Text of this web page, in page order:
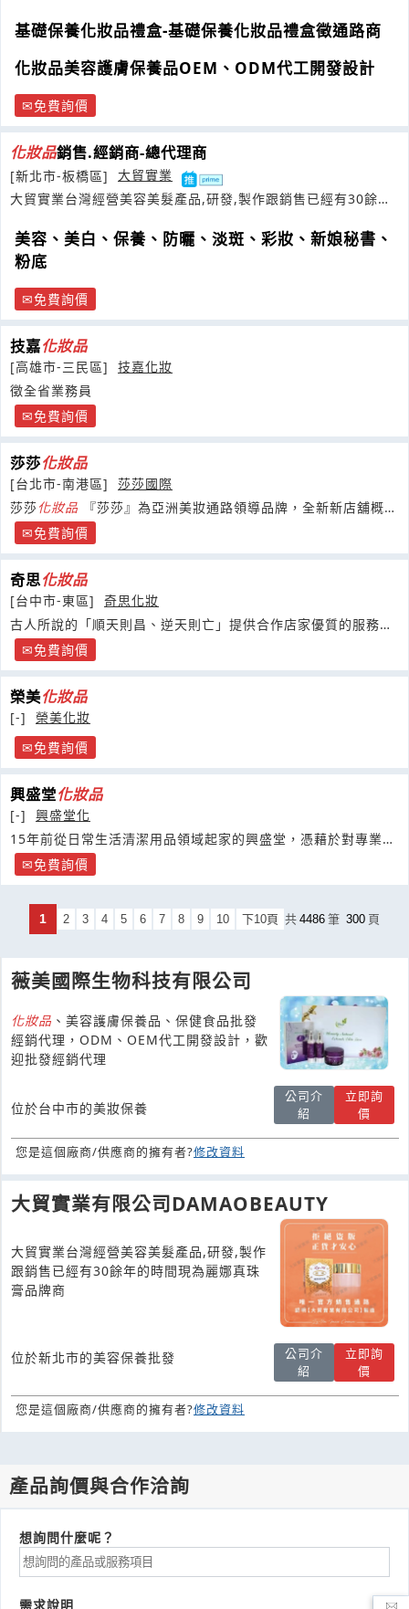
基礎保養化妝品禮盒-基礎保養化妝品禮盒徵通路商
化妝品美容護膚保養品OEM、ODM代工開發設計
免費詢價
化妝品銷售.經銷商-總代理商
[新北市-板橋區]
大貿實業
大貿實業台灣經營美容美髮產品,研發,製作跟銷售已經有30餘年
美容、美白、保養、防曬、淡斑、彩妝、新娘秘書、
粉底
免費詢價
技嘉化妝品
[高雄市-三民區]
技嘉化妝
徵全省業務員
免費詢價
莎莎化妝品
[台北市-南港區]
莎莎國際
莎莎化妝品 『莎莎』為亞洲美妝通路領導品牌，全新新店舖概念
在台登場，現正
免費詢價
奇思化妝品
[台中市-東區]
奇思化妝
古人所說的「順天則昌、逆天則亡」提供合作店家優質的服務與
後盾支持
免費詢價
榮美化妝品
[-]
榮美化妝
免費詢價
興盛堂化妝品
[-]
興盛堂化
15年前從日常生活清潔用品領域起家的興盛堂，憑藉於對專業皮
膚結構研究
免費詢價
1 2 3 4 5 6 7 8 9 10 下10頁 共 4486 筆 300 頁
薇美國際生物科技有限公司
化妝品 、美容護膚保養品、保健食品批發
經銷代理，ODM、OEM代工開發設計，歡
迎批發經銷代理
位於台中市的美妝保養
公司介
紹
立即詢
價
您是這個廠商/供應商的擁有者?修改資料
大貿實業有限公司DAMAOBEAUTY
大貿實業台灣經營美容美髮產品,研發,製作
跟銷售已經有30餘年的時間現為麗娜真珠
膏品牌商
位於新北市的美容保養批發
公司介
紹
立即詢
價
您是這個廠商/供應商的擁有者?修改資料
產品詢價與合作洽詢
想詢問什麼呢？
需求說明